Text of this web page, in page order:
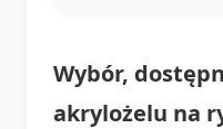
Wybór,
akrylożelu na